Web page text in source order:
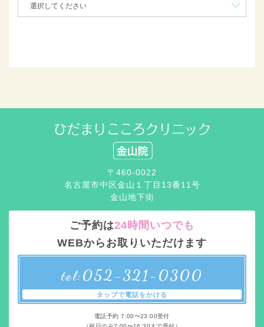
〒460-0022
名古屋市中区金山１丁目13番11号
金山地下街
ご予約は24時間いつでも
WEBからお取りいただけます
tel: 052-321-0300
タップで電話をかける
電話予約 7:00〜23:00受付